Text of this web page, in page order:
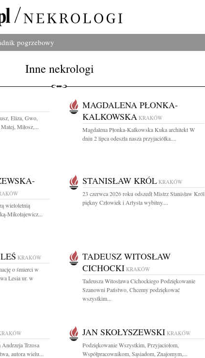
pogrzebowy
Inne nekrologi
Eliza, Gwo,
Miłosz,...
MAGDALENA PŁONKA-
KALKOWSKA KRAKÓW
Magdalena Płonka-Kalkowska Kuka architekt W
dniu 2 lipca odeszła nasza przyjaciółka....
wieloletnią
Mikołajewicz...
STANISŁAW KRÓL KRAKÓW
23 czerwca 2026 roku odszedł Mistrz Stanisław Król
piękny Człowiek i Artysta wybitny....
KRAKÓW
o śmierci w
Lesia ur. w
TADEUSZ WITOSŁAW
CICHOCKI KRAKÓW
Tadeusza Witosława Cichockiego Podziękowanie
Szanowni Państwo, Chcemy podziękować
wszystkim...
Trzosa
autora wielu...
JAN SKOŁYSZEWSKI KRAKÓW
Podziękowanie Wszystkim, Przyjaciołom,
Współpracownikom, Sąsiadom, Znajomym,...